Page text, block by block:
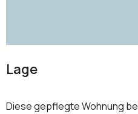
Lage
Diese gepflegte Wohnung